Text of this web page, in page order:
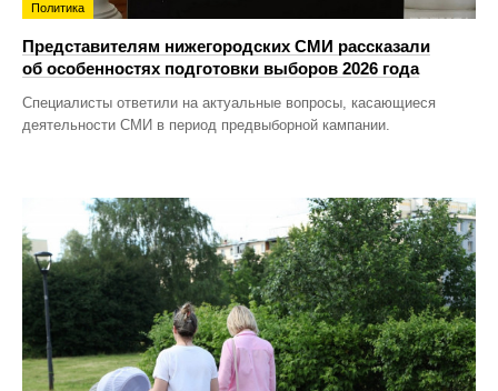
Политика
Представителям нижегородских СМИ рассказали
об особенностях подготовки выборов 2026 года
Специалисты ответили на актуальные вопросы, касающиеся
деятельности СМИ в период предвыборной кампании.